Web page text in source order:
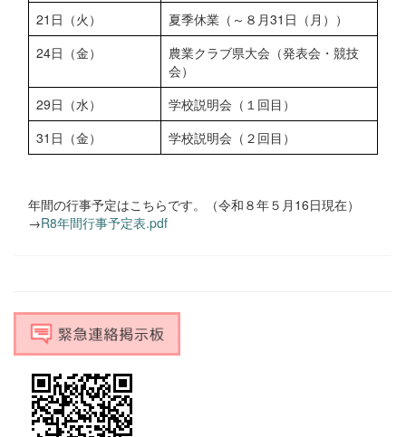
21日（火）
夏季休業（～８月31日（月））
24日（金）
農業クラブ県大会（発表会・競技
会）
29日（水）
学校説明会（１回目）
31日（金）
学校説明会（２回目）
年間の行事予定はこちらです。（令和８年５月16日現在）
→R8年間行事予定表.pdf